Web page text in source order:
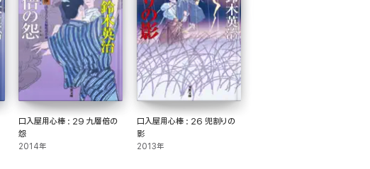
口入屋用心棒 : 29 九層倍の
怨
2014年
口入屋用心棒 : 26 兜割りの
影
2013年